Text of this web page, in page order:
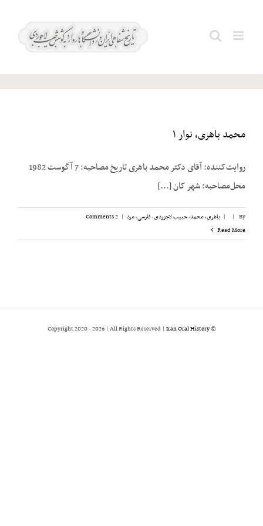
مجله Search
محمد باهری، نوار ۱
روایت‌کننده: آقای دکتر محمد باهری تاریخ مصاحبه: 7 آگوست 1982
محل‌مصاحبه: شهر کان [...]
By
|
| باهری، محمد,حبیب لاجوردی,فارسی,مرد |
2 Comments
Read More
© Copyright 2020 -
2026 | All Rights Reserved | Iran Oral History